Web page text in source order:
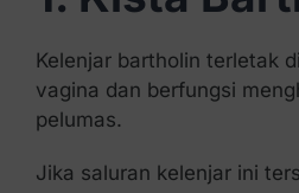
Kelenjar bartholin terletak
vagina dan berfungsi
pelumas.
Jika saluran kelenjar ini